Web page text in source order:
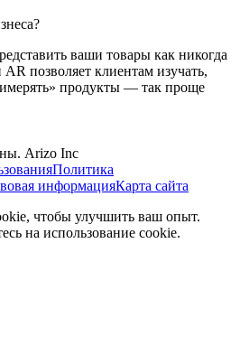
ваши товары как никогда
позволяет клиентам изучать,
продукты — так проще
Arizo Inc
Политика
информацияКарта сайта
чтобы улучшить ваш опыт.
на использование cookie.